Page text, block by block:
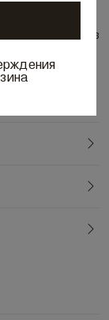
9002053
принтом в